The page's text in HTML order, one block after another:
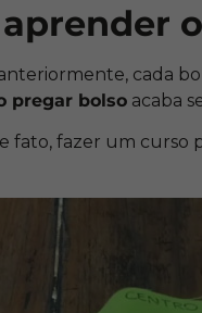
cada
pregar bolso acaba
fato, fazer um curso